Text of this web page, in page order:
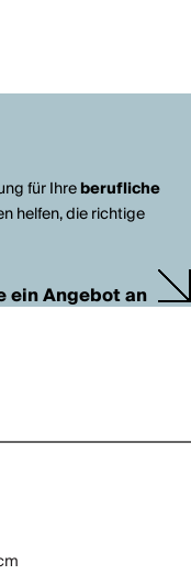
für Ihreberufliche
helfen, die richtige
ein Angebot an